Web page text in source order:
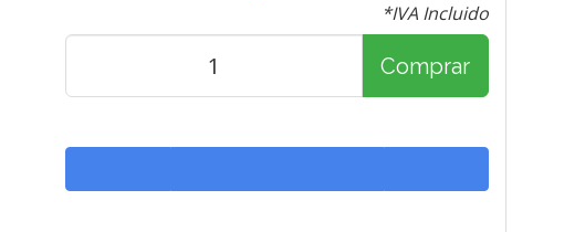
*IVA Incluido
Comprar